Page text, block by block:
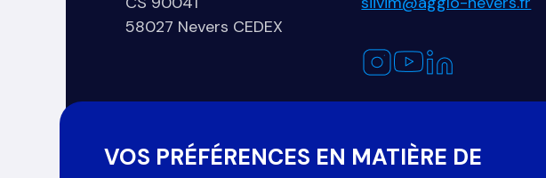
58027 Nevers CEDEX
Organisé par :
VOS PRÉFÉRENCES EN MATIÈRE DE